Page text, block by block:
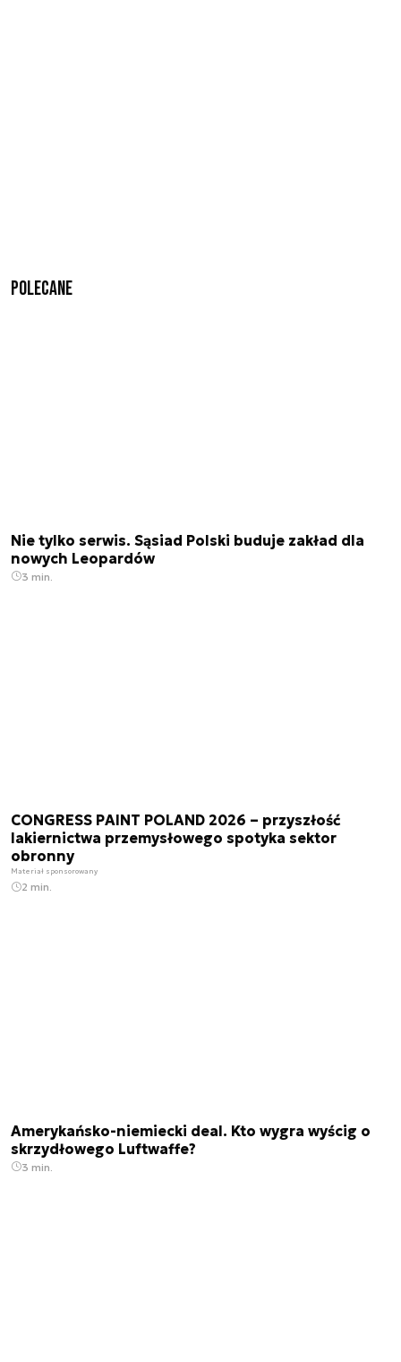
Polecane
Nie tylko serwis. Sąsiad Polski buduje zakład dla
nowych Leopardów
3 min.
CONGRESS PAINT POLAND 2026 – przyszłość
lakiernictwa przemysłowego spotyka sektor
obronny
Materiał sponsorowany
2 min.
Amerykańsko-niemiecki deal. Kto wygra wyścig o
skrzydłowego Luftwaffe?
3 min.